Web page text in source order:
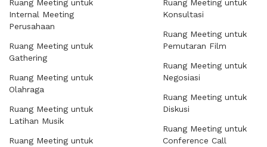
Ruang Meeting untuk
Internal Meeting
Perusahaan
Ruang Meeting untuk
Gathering
Ruang Meeting untuk
Olahraga
Ruang Meeting untuk
Latihan Musik
Ruang Meeting untuk
Ruang Meeting untuk
Konsultasi
Ruang Meeting untuk
Pemutaran Film
Ruang Meeting untuk
Negosiasi
Ruang Meeting untuk
Diskusi
Ruang Meeting untuk
Conference Call